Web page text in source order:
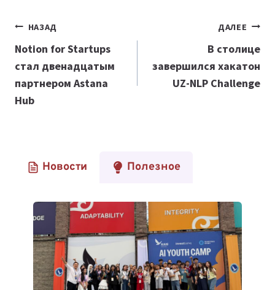
Навигация
по
записям
НАЗАД
Notion for Startups
стал двенадцатым
партнером Astana
Hub
ДАЛЕЕ
В столице
завершился хакатон
UZ-NLP Challenge
Новости Полезное